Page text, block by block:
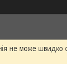
не може швидко